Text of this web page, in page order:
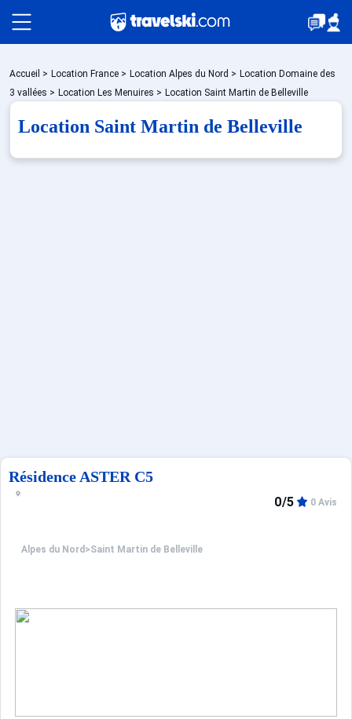
Packages
🚆Train de nuit
Accueil > Location France > Location Alpes du Nord > Location Domaine des
3 vallées > Location Les Menuires > Location Saint Martin de Belleville
Location Saint Martin de Belleville
Résidence ASTER C5
Alpes du Nord >Saint Martin de Belleville
0/5 0 Avis